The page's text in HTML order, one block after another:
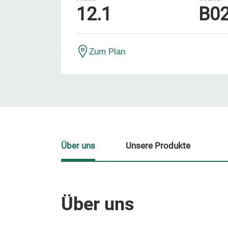
12.1
Zum Plan
Über uns
Über uns Unsere Produkte